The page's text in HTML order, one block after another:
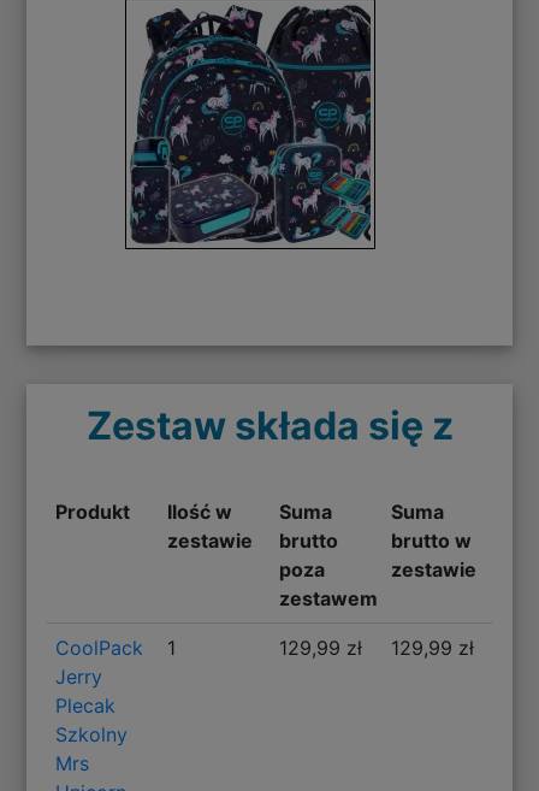
Zestaw składa się z
Produkt
Ilość w
zestawie
Suma
brutto
poza
zestawem
Suma
brutto w
zestawie
CoolPack
Jerry
Plecak
Szkolny
Mrs
1 129,99 zł 129,99 zł